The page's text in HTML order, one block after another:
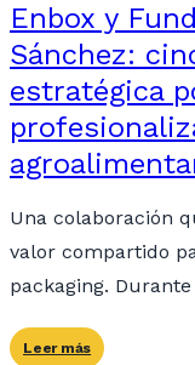
Enbox y
Sánchez:
estratégica
Una colaboración
valor compartido
packaging.
Leer más